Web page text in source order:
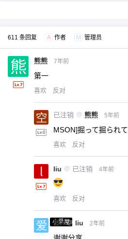
611 条回复 A 作者 M 管理员
熊熊 7年前
第一
喜欢 反对
已注销 @ 熊熊 5年前
MSON]掘って掘られて
喜欢 反对
liu @ 已注销 4年前
喜欢 反对
小黑屋
爱X @ liu 2年前